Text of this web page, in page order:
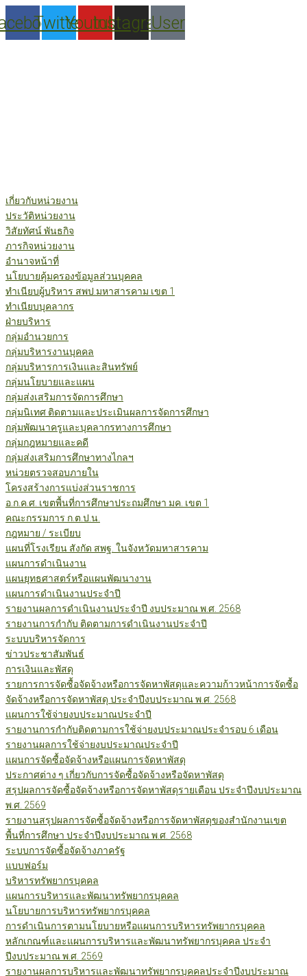
to
content
TwitterYoutube
Instagram
User
เกี่ยวกับหน่วยงาน
ประวัติหน่วยงาน
วิสัยทัศน์ พันธกิจ
ภารกิจหน่วยงาน
อำนาจหน้าที่
นโยบายคุ้มครองข้อมูลส่วนบุคคล
ทำเนียบผู้บริหาร สพป.มหาสารคาม เขต 1
ทำเนียบบุคลากร
ฝ่ายบริหาร
กลุ่มอำนวยการ
กลุ่มบริหารงานบุคคล
กลุ่มบริหารการเงินและสินทรัพย์
กลุ่มนโยบายและแผน
กลุ่มส่งเสริมการจัดการศึกษา
กลุ่มนิเทศ ติดตามและประเมินผลการจัดการศึกษา
กลุ่มพัฒนาครูและบุคลากรทางการศึกษา
กลุ่มกฎหมายและคดี
กลุ่มส่งเสริมการศึกษาทางไกลฯ
หน่วยตรวจสอบภายใน
โครงสร้างการแบ่งส่วนราชการ
อ.ก.ค.ศ. เขตพื้นที่การศึกษาประถมศึกษา มค. เขต 1
คณะกรรมการ ก.ต.ป.น.
กฎหมาย / ระเบียบ
แผนที่โรงเรียน สังกัด สพฐ. ในจังหวัดมหาสารคาม
แผนการดำเนินงาน
แผนยุทธศาสตร์หรือแผนพัฒนางาน
แผนการดำเนินงานประจำปี
รายงานผลการดำเนินงานประจำปี งบประมาณ พ.ศ. 2568
รายงานการกำกับ ติดตามการดำเนินงานประจำปี
ระบบบริหารจัดการ
ข่าวประชาสัมพันธ์
การเงินและพัสดุ
รายการการจัดซื้อจัดจ้างหรือการจัดหาพัสดุและความก้าวหน้าการจัดซื้อ
จัดจ้างหรือการจัดหาพัสดุ ประจำปีงบประมาณ พ.ศ. 2568
แผนการใช้จ่ายงบประมาณประจำปี
รายงานการกำกับติดตามการใช้จ่ายงบประมาณประจำรอบ 6 เดือน
รายงานผลการใช้จ่ายงบประมาณประจำปี
แผนการจัดซื้อจัดจ้างหรือแผนการจัดหาพัสดุ
ประกาศต่าง ๆ เกี่ยวกับการจัดซื้อจัดจ้างหรือจัดหาพัสดุ
สรุปผลการจัดซื้อจัดจ้างหรือการจัดหาพัสดุรายเดือน ประจำปีงบประมาณ
พ.ศ. 2569
รายงานสรุปผลการจัดซื้อจัดจ้างหรือการจัดหาพัสดุของสำนักงานเขต
พื้นที่การศึกษา ประจำปีงบประมาณ พ.ศ. 2568
ระบบการจัดซื้อจัดจ้างภาครัฐ
แบบฟอร์ม
บริหารทรัพยากรบุคคล
แผนการบริหารและพัฒนาทรัพยากรบุคคล
นโยบายการบริหารทรัพยากรบุคคล
การดำเนินการตามนโยบายหรือแผนการบริหารทรัพยากรบุคคล
หลักเกณฑ์และแผนการบริหารและพัฒนาทรัพยากรบุคคล ประจำ
ปีงบประมาณ พ.ศ. 2569
รายงานผลการบริหารและพัฒนาทรัพยากรบุคคลประจำปีงบประมาณ